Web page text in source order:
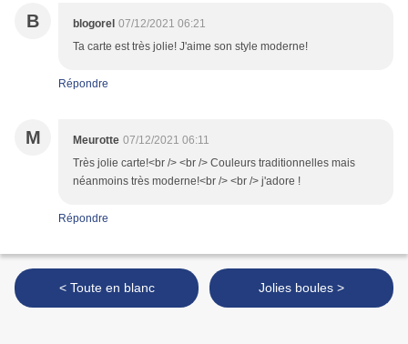
B blogorel 07/12/2021 06:21
Ta carte est très jolie! J'aime son style moderne!
Répondre
M Meurotte 07/12/2021 06:11
Très jolie carte!<br /> <br /> Couleurs traditionnelles mais
néanmoins très moderne!<br /> <br /> j'adore !
Répondre
< Toute en blanc Jolies boules >